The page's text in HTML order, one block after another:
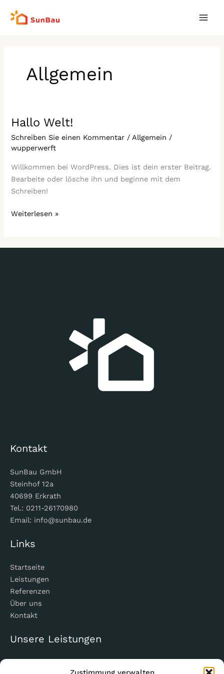
Inhalt
Allgemein
Hallo Welt!
Schreiben Sie einen Kommentar /Allgemein /
wupperwerft
Willkommen bei WordPress. Dies ist dein erster Beitrag.
Bearbeite oder lösche ihn und beginne mit dem
Schreiben!
Hallo
Welt!
Weiterlesen »
Kontakt
SunBau GmbH
Steinhof 12a
40699 Erkrath
Tel.: 0211-26170980
Email: info@sunbau.de
Links
Startseite
Leistungen
Referenzen
Über uns
Kontakt
Unsere Leistungen